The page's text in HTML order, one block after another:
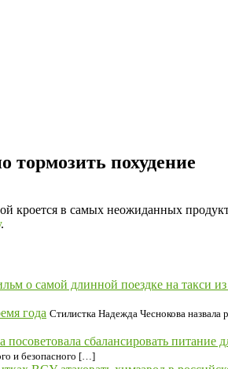
тормозить похудение
кроется в самых неожиданных
.
о самой длинной поездке на такси
года Стилистка Надежда Чеснокова
сбалансировать питание
и безопасного […]